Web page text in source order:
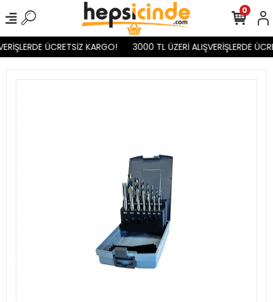
ÜCRETSİZ KARGO! 3000 TL ÜZERİ ALIŞVERİŞLERDE
0